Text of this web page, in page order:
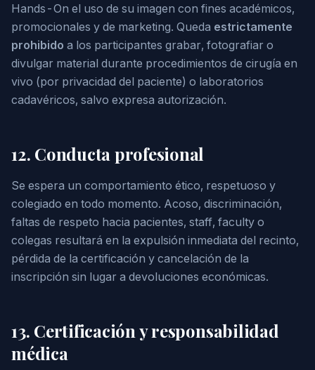
Hands-On el uso de su imagen con fines académicos,
promocionales y de marketing. Queda estrictamente
prohibido a los participantes grabar, fotografiar o
divulgar material durante procedimientos de cirugía en
vivo (por privacidad del paciente) o laboratorios
cadavéricos, salvo expresa autorización.
12. Conducta profesional
Se espera un comportamiento ético, respetuoso y
colegiado en todo momento. Acoso, discriminación,
faltas de respeto hacia pacientes, staff, faculty o
colegas resultará en la expulsión inmediata del recinto,
pérdida de la certificación y cancelación de la
inscripción sin lugar a devoluciones económicas.
13. Certificación y responsabilidad
médica